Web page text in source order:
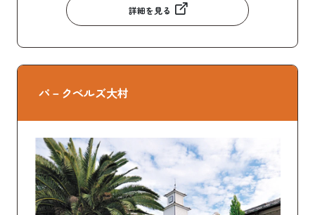
詳細を見る
パ－クベルズ大村